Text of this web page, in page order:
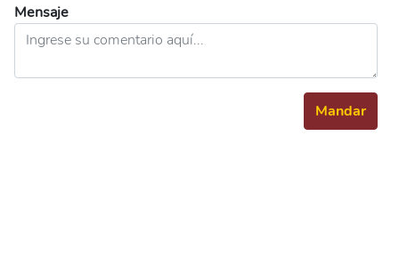
Mensaje
Mandar